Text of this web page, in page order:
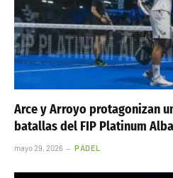
Arce y Arroyo protagonizan
batallas del FIP Platinum
mayo 29, 2026 PÁDEL